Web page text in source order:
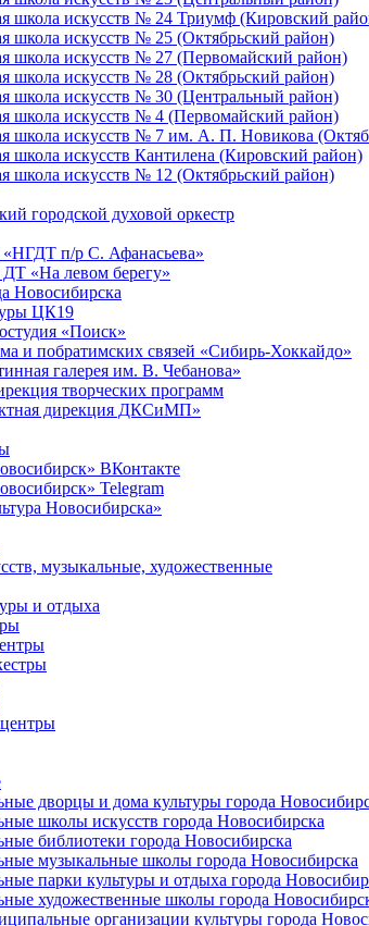
школа искусств № 24 Триумф (Кировский
школа искусств № 25 (Октябрьский район)
школа искусств № 27 (Первомайский район)
школа искусств № 28 (Октябрьский район)
школа искусств № 30 (Центральный район)
школа искусств № 4 (Первомайский район)
школа искусств № 7 им. А. П. Новикова
школа искусств Кантилена (Кировский район)
школа искусств № 12 (Октябрьский район)
городской духовой оркестр
п/р С. Афанасьева»
«На левом берегу»
Новосибирска
ЦК19
«Поиск»
и побратимских связей «Сибирь-Хоккайдо»
галерея им. В. Чебанова»
творческих программ
дирекция ДКСиМП»
ВКонтакте
Telegram
Новосибирска»
музыкальные, художественные
и отдыха
дворцы и дома культуры города
школы искусств города Новосибирска
библиотеки города Новосибирска
музыкальные школы города Новосибирска
парки культуры и отдыха города
художественные школы города
организации культуры города